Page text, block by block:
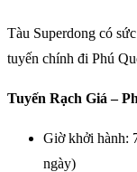
Tàu Superdong có
tuyến chính đi Phú
Tuyến Rạch Giá –
Giờ khởi hành:
ngày)